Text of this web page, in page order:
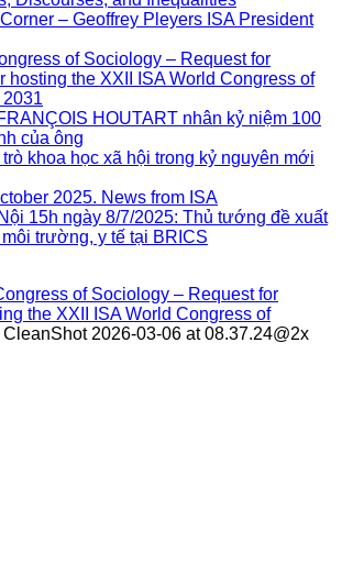
– Geoffrey Pleyers ISA President
of Sociology – Request for
hosting the XXII ISA World Congress of
HOUTART nhân kỷ niệm 100
của ông
khoa học xã hội trong kỷ nguyên mới
2025. News from ISA
15h ngày 8/7/2025: Thủ tướng đề xuất
trường, y tế tại BRICS
of Sociology – Request for
the XXII ISA World Congress of
CleanShot 2026-03-06 at 08.37.24@2x